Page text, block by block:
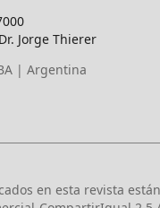
Jorge Thierer
| Argentina
en esta revista